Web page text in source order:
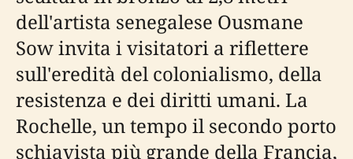
dell'artista senegalese Ousmane
Sow invita i visitatori a riflettere
sull'eredità del colonialismo, della
resistenza e dei diritti umani. La
Rochelle, un tempo il secondo porto
schiavista più grande della Francia,